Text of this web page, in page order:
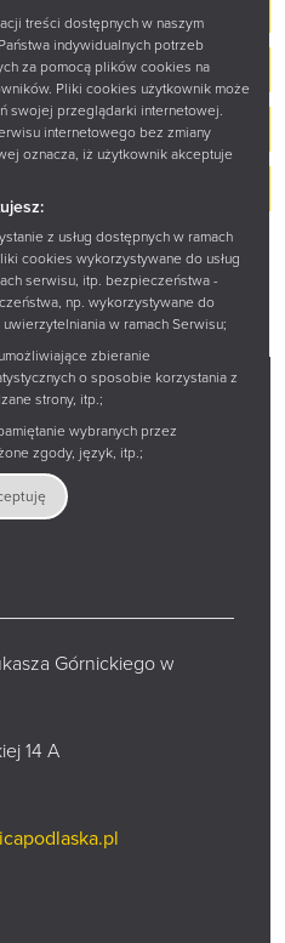
treści dostępnych w naszym
indywidualnych potrzeb
za pomocą plików cookies na
Pliki cookies użytkownik może
swojej przeglądarki internetowej.
internetowego bez zmiany
oznacza, iż użytkownik akceptuje
z usług dostępnych w ramach
cookies wykorzystywane do usług
serwisu, itp. bezpieczeństwa -
np. wykorzystywane do
w ramach Serwisu;
zbieranie
o sposobie korzystania z
strony, itp.;
wybranych przez
zgody, język, itp.;
Górnickiego w
14 A